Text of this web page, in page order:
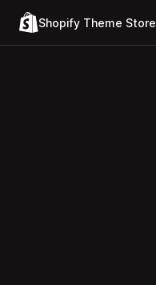
Shopify Theme Store